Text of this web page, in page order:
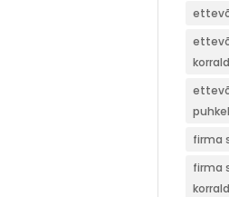
firma
firma